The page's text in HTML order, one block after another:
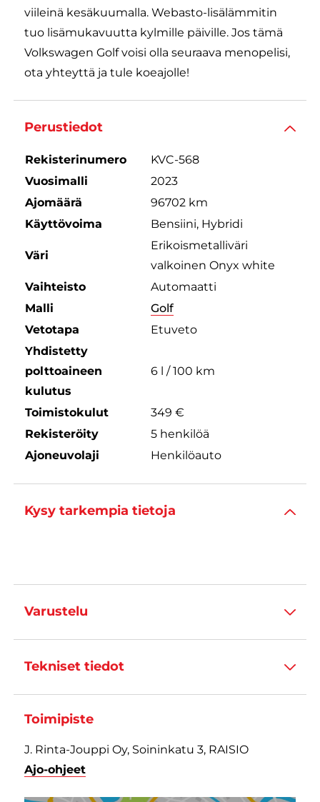
viileinä kesäkuumalla. Webasto-lisälämmitin
tuo lisämukavuutta kylmille päiville. Jos tämä
Volkswagen Golf voisi olla seuraava menopelisi,
ota yhteyttä ja tule koeajolle!
Perustiedot
Rekisterinumero
KVC-568
Vuosimalli
2023
Ajomäärä
96702 km
Käyttövoima
Bensiini, Hybridi
Väri
Erikoismetalliväri
valkoinen Onyx white
Vaihteisto
Automaatti
Malli
Golf
Vetotapa
Etuveto
Yhdistetty
polttoaineen
kulutus
6 l / 100 km
Toimistokulut
349 €
Rekisteröity
5 henkilöä
Ajoneuvolaji
Henkilöauto
Kysy tarkempia tietoja
Varustelu
Tekniset tiedot
Toimipiste
J. Rinta-Jouppi Oy, Soininkatu 3, RAISIO
Ajo-ohjeet